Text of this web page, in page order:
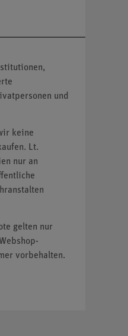
und
keine
Lt.
nur an
gelten nur
vorbehalten.